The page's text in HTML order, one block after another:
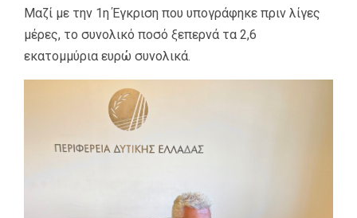
Μαζί με την 1η Έγκριση που υπογράφηκε πριν λίγες
μέρες, το συνολικό ποσό ξεπερνά τα 2,6
εκατομμύρια ευρώ συνολικά.